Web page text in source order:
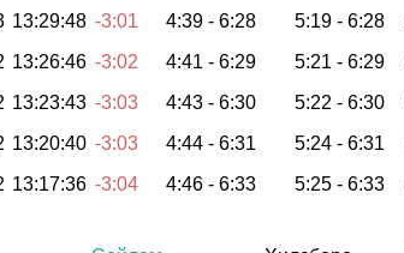
13:29:48 -3:01 4:39 - 6:28 5:19 - 6:28
13:26:46 -3:02 4:41 - 6:29 5:21 - 6:29
13:23:43 -3:03 4:43 - 6:30 5:22 - 6:30
13:20:40 -3:03 4:44 - 6:31 5:24 - 6:31
13:17:36 -3:04 4:46 - 6:33 5:25 - 6:33